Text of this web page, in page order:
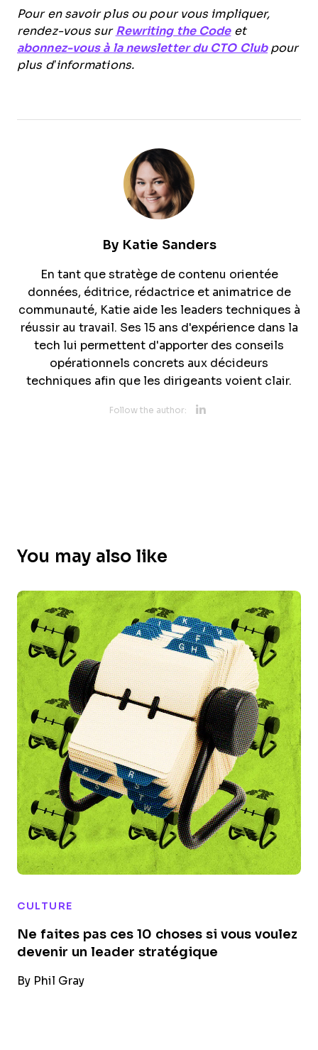
Pour en savoir plus ou pour vous impliquer,
rendez-vous sur Rewriting the Codeet
abonnez-vous à la newsletter du CTO Clubpour
plus d’informations.
By Katie Sanders
En tant que stratège de contenu orientée
données, éditrice, rédactrice et animatrice de
communauté, Katie aide les leaders techniques à
réussir au travail. Ses 15 ans d'expérience dans la
tech lui permettent d'apporter des conseils
opérationnels concrets aux décideurs
techniques afin que les dirigeants voient clair.
Follow the author:
You may also like
CULTURE
Ne faites pas ces 10 choses si vous voulez
devenir un leader stratégique
By Phil Gray